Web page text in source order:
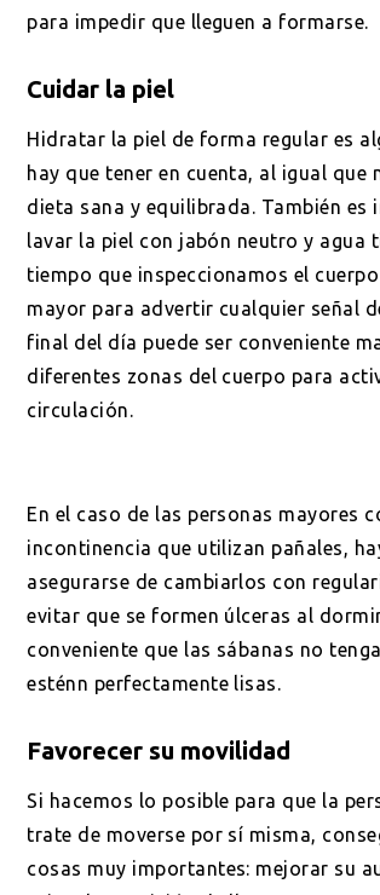
para impedir que lleguen a formarse.
Cuidar la piel
Hidratar la piel de forma regular es
hay que tener en cuenta, al igual que
dieta sana y equilibrada. También es
lavar la piel con jabón neutro y agua
tiempo que inspeccionamos el
mayor para advertir cualquier señal
final del día puede ser conveniente
diferentes zonas del cuerpo para
circulación.
En el caso de las personas mayores
incontinencia que utilizan pañales,
asegurarse de cambiarlos con
evitar que se formen úlceras al
conveniente que las sábanas no
esténn perfectamente lisas.
Favorecer su movilidad
Si hacemos lo posible para que la
trate de moverse por sí misma,
cosas muy importantes: mejorar su